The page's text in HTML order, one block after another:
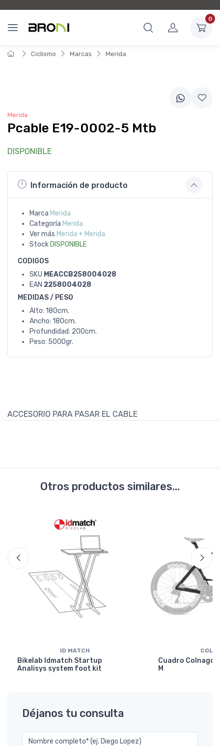
0
Ciclismo Marcas Merida
Merida
Pcable E19-0002-5 Mtb
DISPONIBLE
Información de producto
Marca Merida
Categoría Merida
Ver más Merida + Merida
Stock DISPONIBLE
CODIGOS
SKU MEACCB258004028
EAN 2258004028
MEDIDAS / PESO
Alto: 180cm.
Ancho: 180cm.
Profundidad: 200cm.
Peso: 5000gr.
ACCESORIO PARA PASAR EL CABLE
Otros productos similares...
ID MATCH
Bikelab Idmatch Startup
Analisys system foot kit
Cuadro Colnago
M
Déjanos tu consulta
Nombre completo* (ej. Diego Lopez)